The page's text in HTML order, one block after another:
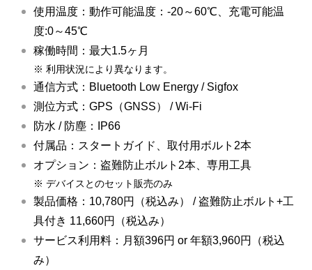
使用温度：動作可能温度：-20～60℃、充電可能温
度:0～45℃
稼働時間：最大1.5ヶ月
※ 利用状況により異なります。
通信方式：Bluetooth Low Energy / Sigfox
測位方式：GPS（GNSS） / Wi-Fi
防水 / 防塵：IP66
付属品：スタートガイド、取付用ボルト2本
オプション：盗難防止ボルト2本、専用工具
※ デバイスとのセット販売のみ
製品価格：10,780円（税込み） / 盗難防止ボルト+工
具付き 11,660円（税込み）
サービス利用料：月額396円 or 年額3,960円（税込
み）